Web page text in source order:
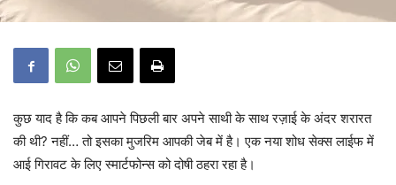
कुछ याद है कि कब आपने पिछली बार अपने साथी के साथ रज़ाई के अंदर शरारत
की थी? नहीं… तो इसका मुजरिम आपकी जेब में है। एक नया शोध सेक्स लाईफ में
आई गिरावट के लिए स्मार्टफोन्स को दोषी ठहरा रहा है।